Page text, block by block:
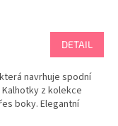
DETAIL
navrhuje spodní
z kolekce
boky. Elegantní